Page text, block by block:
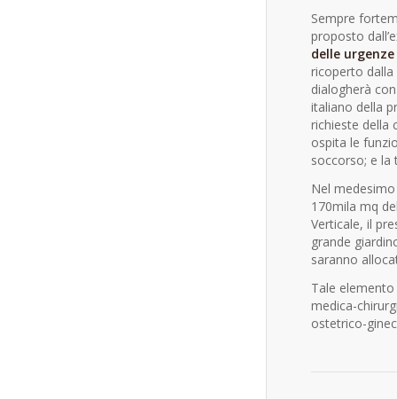
Sempre
proposto
delle
ricoperto
dialogherà
italiano della
richieste della
ospita le
soccorso; e la
Nel
170mila mq
Verticale, il
grande
saranno
Tale
medica-
ostetrico-